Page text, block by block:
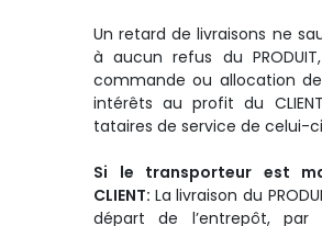
Un retard de livraisons ne
à aucun refus du
commande ou allocation
intérêts au profit du
tataires de service de celui-
Si le transporteur est
CLIENT: La livraison du
départ de l’entrepôt, par